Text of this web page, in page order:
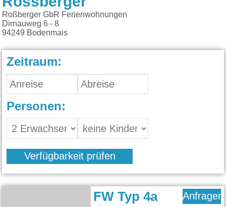
Roßberger GbR Ferienwohnungen
Dirnauweg 6 - 8
94249 Bodenmais
Zeitraum:
Personen:
Verfügbarkeit prüfen
FW Typ 4a
Anfragen